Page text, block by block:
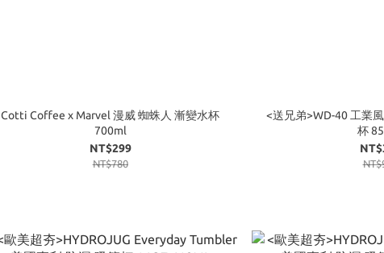
Cotti Coffee x Marvel 漫威 蜘蛛人 漸變水杯
700ml
NT$299
NT$780
<送兄弟>WD-40 工業
杯